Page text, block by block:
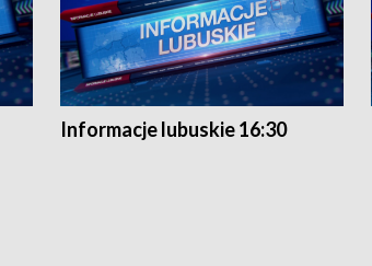
Informacje lubuskie 16:30